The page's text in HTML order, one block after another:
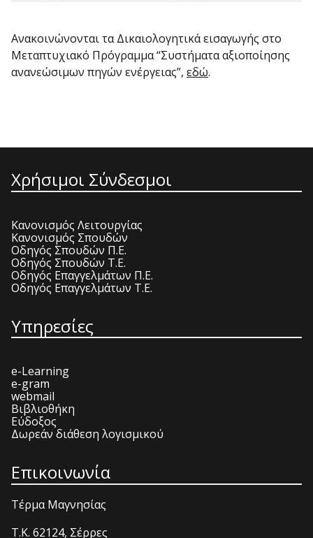
Ανακοινώνονται τα Δικαιολογητικά εισαγωγής στο
Μεταπτυχιακό Πρόγραμμα “Συστήματα αξιοποίησης
ανανεώσιμων πηγών ενέργειας”, εδώ.
Χρήσιμοι Σύνδεσμοι
Κανονισμός Λειτουργίας
Κανονισμός Σπουδών
Οδηγός Σπουδών Π.Ε.
Οδηγός Σπουδών Τ.Ε.
Οδηγός Επαγγελμάτων Π.Ε.
Οδηγός Επαγγελμάτων Τ.Ε.
Υπηρεσίες
e-Learning
e-gram
webmail
Βιβλιοθήκη
Εύδοξος
Δωρεάν διάθεση λογισμικού
Επικοινωνία
Τέρμα Μαγνησίας
T.K. 62124, Σέρρες